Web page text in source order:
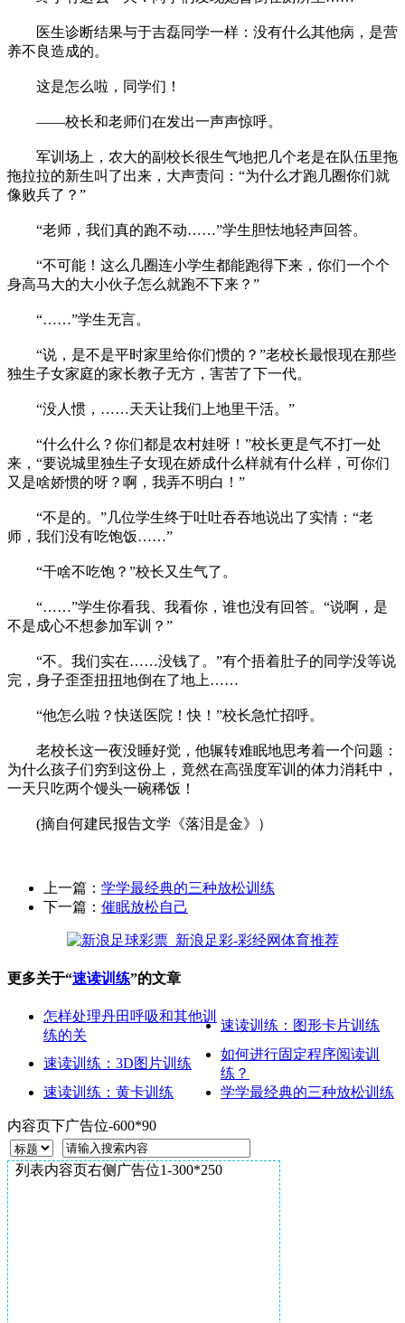
医生诊断结果与于吉磊同学一样：没有什么其他病，是营
养不良造成的。
这是怎么啦，同学们！
——校长和老师们在发出一声声惊呼。
军训场上，农大的副校长很生气地把几个老是在队伍里拖
拖拉拉的新生叫了出来，大声责问：“为什么才跑几圈你们就
像败兵了？”
“老师，我们真的跑不动……”学生胆怯地轻声回答。
“不可能！这么几圈连小学生都能跑得下来，你们一个个
身高马大的大小伙子怎么就跑不下来？”
“……”学生无言。
“说，是不是平时家里给你们惯的？”老校长最恨现在那些
独生子女家庭的家长教子无方，害苦了下一代。
“没人惯，……天天让我们上地里干活。”
“什么什么？你们都是农村娃呀！”校长更是气不打一处
来，“要说城里独生子女现在娇成什么样就有什么样，可你们
又是啥娇惯的呀？啊，我弄不明白！”
“不是的。”几位学生终于吐吐吞吞地说出了实情：“老
师，我们没有吃饱饭……”
“干啥不吃饱？”校长又生气了。
“……”学生你看我、我看你，谁也没有回答。“说啊，是
不是成心不想参加军训？”
“不。我们实在……没钱了。”有个捂着肚子的同学没等说
完，身子歪歪扭扭地倒在了地上……
“他怎么啦？快送医院！快！”校长急忙招呼。
老校长这一夜没睡好觉，他辗转难眠地思考着一个问题：
为什么孩子们穷到这份上，竟然在高强度军训的体力消耗中，
一天只吃两个馒头一碗稀饭！
(摘自何建民报告文学《落泪是金》）
上一篇： 学学最经典的三种放松训练
下一篇： 催眠放松自己
更多关于“速读训练”的文章
怎样处理丹田呼吸和其他训
练的关
速读训练：图形卡片训练
速读训练：3D图片训练
如何进行固定程序阅读训
练？
速读训练：黄卡训练
学学最经典的三种放松训练
内容页下广告位-600*90
列表内容页右侧广告位1-300*250